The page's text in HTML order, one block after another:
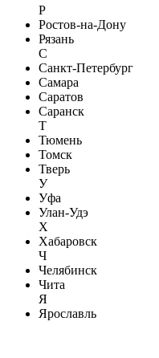
Р
Ростов-на-Дону
Рязань
С
Санкт-Петербург
Самара
Саратов
Саранск
Т
Тюмень
Томск
Тверь
У
Уфа
Улан-Удэ
Х
Хабаровск
Ч
Челябинск
Чита
Я
Ярославль